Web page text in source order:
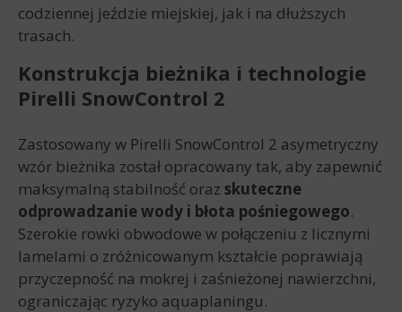
codziennej jeździe miejskiej, jak i na dłuższych
trasach.
Konstrukcja bieżnika i technologie
Pirelli SnowControl 2
Zastosowany w Pirelli SnowControl 2 asymetryczny
wzór bieżnika został opracowany tak, aby zapewnić
maksymalną stabilność oraz skuteczne
odprowadzanie wody i błota pośniegowego.
Szerokie rowki obwodowe w połączeniu z licznymi
lamelami o zróżnicowanym kształcie poprawiają
przyczepność na mokrej i zaśnieżonej nawierzchni,
ograniczając ryzyko aquaplaningu.